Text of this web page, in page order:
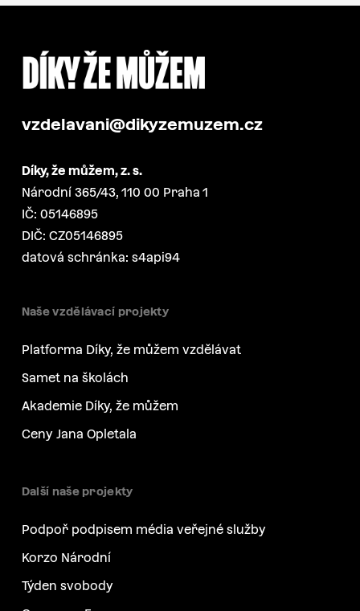
vzdelavani@dikyzemuzem.cz
Díky, že můžem, z. s.
Národní 365/43, 110 00 Praha 1
IČ: 05146895
DIČ: CZ05146895
datová schránka: s4api94
Naše vzdělávací projekty
Platforma Díky, že můžem vzdělávat
Samet na školách
Akademie Díky, že můžem
Ceny Jana Opletala
Další naše projekty
Podpoř podpisem média veřejné služby
Korzo Národní
Týden svobody